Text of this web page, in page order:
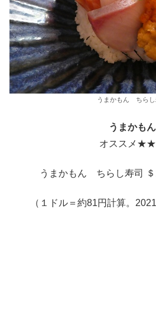
うまかもん ちらし
うまかもん
オススメ
うまかもん ちらし寿司 ＄
（１ドル＝約81円計算。